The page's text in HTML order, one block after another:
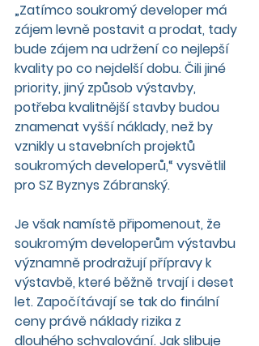
„Zatímco soukromý developer má
zájem levně postavit a prodat, tady
bude zájem na udržení co nejlepší
kvality po co nejdelší dobu. Čili jiné
priority, jiný způsob výstavby,
potřeba kvalitnější stavby budou
znamenat vyšší náklady, než by
vznikly u stavebních projektů
soukromých developerů,“ vysvětlil
pro SZ Byznys Zábranský.
Je však namístě připomenout, že
soukromým developerům výstavbu
významně prodražují přípravy k
výstavbě, které běžně trvají i deset
let. Započítávají se tak do finální
ceny právě náklady rizika z
dlouhého schvalování. Jak slibuje